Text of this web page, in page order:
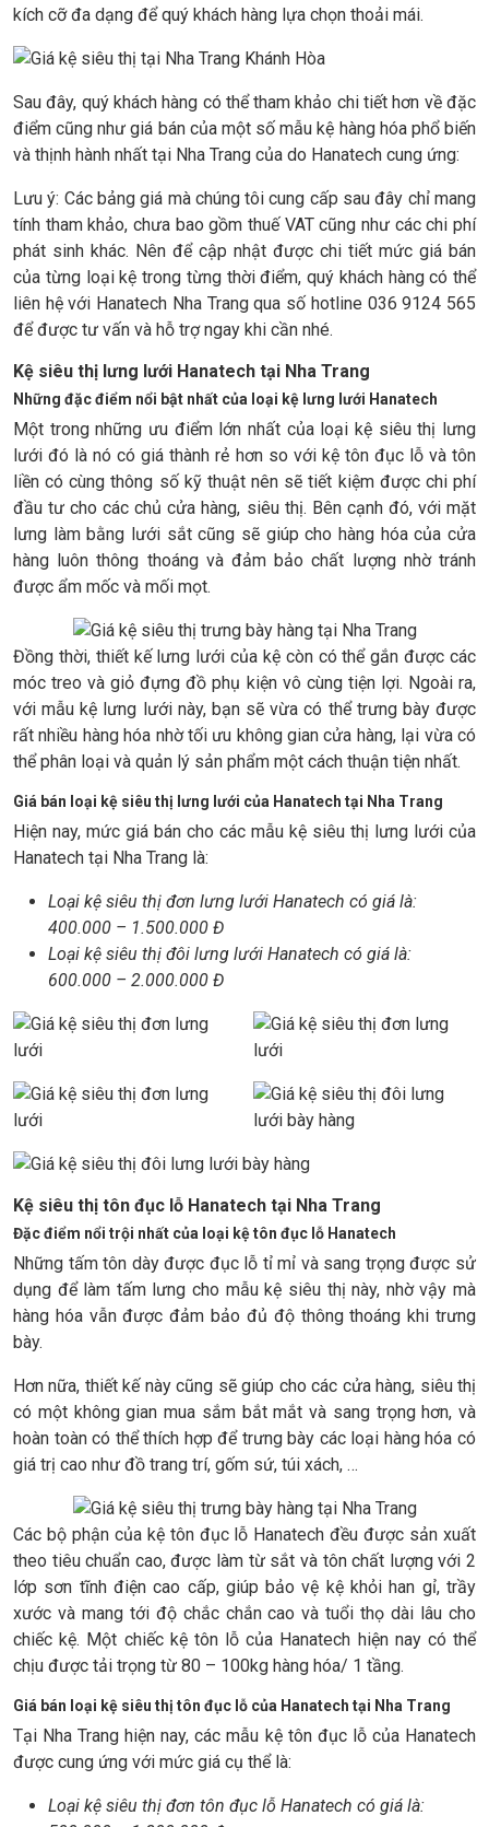
kích cỡ đa dạng để quý khách hàng lựa chọn thoải mái.
Sau đây, quý khách hàng có thể tham khảo chi tiết hơn về đặc
điểm cũng như giá bán của một số mẫu kệ hàng hóa phổ biến
và thịnh hành nhất tại Nha Trang của do Hanatech cung ứng:
Lưu ý: Các bảng giá mà chúng tôi cung cấp sau đây chỉ mang
tính tham khảo, chưa bao gồm thuế VAT cũng như các chi phí
phát sinh khác. Nên để cập nhật được chi tiết mức giá bán
của từng loại kệ trong từng thời điểm, quý khách hàng có thể
liên hệ với Hanatech Nha Trang qua số hotline 036 9124 565
để được tư vấn và hỗ trợ ngay khi cần nhé.
Kệ siêu thị lưng lưới Hanatech tại Nha Trang
Những đặc điểm nổi bật nhất của loại kệ lưng lưới Hanatech
Một trong những ưu điểm lớn nhất của loại kệ siêu thị lưng
lưới đó là nó có giá thành rẻ hơn so với kệ tôn đục lỗ và tôn
liền có cùng thông số kỹ thuật nên sẽ tiết kiệm được chi phí
đầu tư cho các chủ cửa hàng, siêu thị. Bên cạnh đó, với mặt
lưng làm bằng lưới sắt cũng sẽ giúp cho hàng hóa của cửa
hàng luôn thông thoáng và đảm bảo chất lượng nhờ tránh
được ẩm mốc và mối mọt.
Đồng thời, thiết kế lưng lưới của kệ còn có thể gắn được các
móc treo và giỏ đựng đồ phụ kiện vô cùng tiện lợi. Ngoài ra,
với mẫu kệ lưng lưới này, bạn sẽ vừa có thể trưng bày được
rất nhiều hàng hóa nhờ tối ưu không gian cửa hàng, lại vừa có
thể phân loại và quản lý sản phẩm một cách thuận tiện nhất.
Giá bán loại kệ siêu thị lưng lưới của Hanatech tại Nha Trang
Hiện nay, mức giá bán cho các mẫu kệ siêu thị lưng lưới của
Hanatech tại Nha Trang là:
Loại kệ siêu thị đơn lưng lưới Hanatech có giá là:
400.000 – 1.500.000 Đ
Loại kệ siêu thị đôi lưng lưới Hanatech có giá là:
600.000 – 2.000.000 Đ
Kệ siêu thị tôn đục lỗ Hanatech tại Nha Trang
Đặc điểm nổi trội nhất của loại kệ tôn đục lỗ Hanatech
Những tấm tôn dày được đục lỗ tỉ mỉ và sang trọng được sử
dụng để làm tấm lưng cho mẫu kệ siêu thị này, nhờ vậy mà
hàng hóa vẫn được đảm bảo đủ độ thông thoáng khi trưng
bày.
Hơn nữa, thiết kế này cũng sẽ giúp cho các cửa hàng, siêu thị
có một không gian mua sắm bắt mắt và sang trọng hơn, và
hoàn toàn có thể thích hợp để trưng bày các loại hàng hóa có
giá trị cao như đồ trang trí, gốm sứ, túi xách, …
Các bộ phận của kệ tôn đục lỗ Hanatech đều được sản xuất
theo tiêu chuẩn cao, được làm từ sắt và tôn chất lượng với 2
lớp sơn tĩnh điện cao cấp, giúp bảo vệ kệ khỏi han gỉ, trầy
xước và mang tới độ chắc chắn cao và tuổi thọ dài lâu cho
chiếc kệ. Một chiếc kệ tôn lỗ của Hanatech hiện nay có thể
chịu được tải trọng từ 80 – 100kg hàng hóa/ 1 tầng.
Giá bán loại kệ siêu thị tôn đục lỗ của Hanatech tại Nha Trang
Tại Nha Trang hiện nay, các mẫu kệ tôn đục lỗ của Hanatech
được cung ứng với mức giá cụ thể là:
Loại kệ siêu thị đơn tôn đục lỗ Hanatech có giá là: